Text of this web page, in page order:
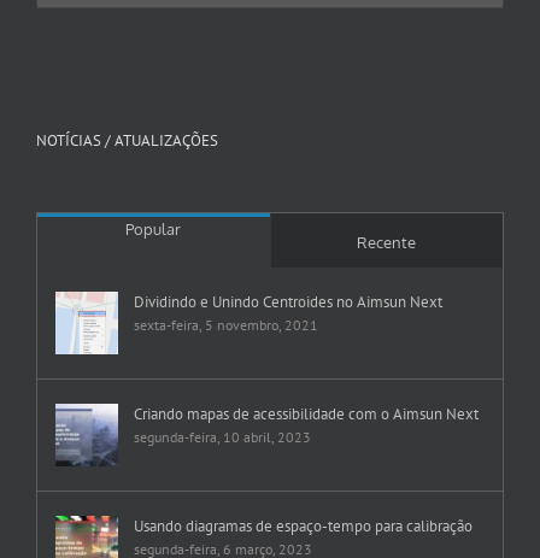
NOTÍCIAS / ATUALIZAÇÕES
Popular
Recente
Dividindo e Unindo Centroides no Aimsun Next
sexta-feira, 5 novembro, 2021
Criando mapas de acessibilidade com o Aimsun Next
segunda-feira, 10 abril, 2023
Usando diagramas de espaço-tempo para calibração
segunda-feira, 6 março, 2023